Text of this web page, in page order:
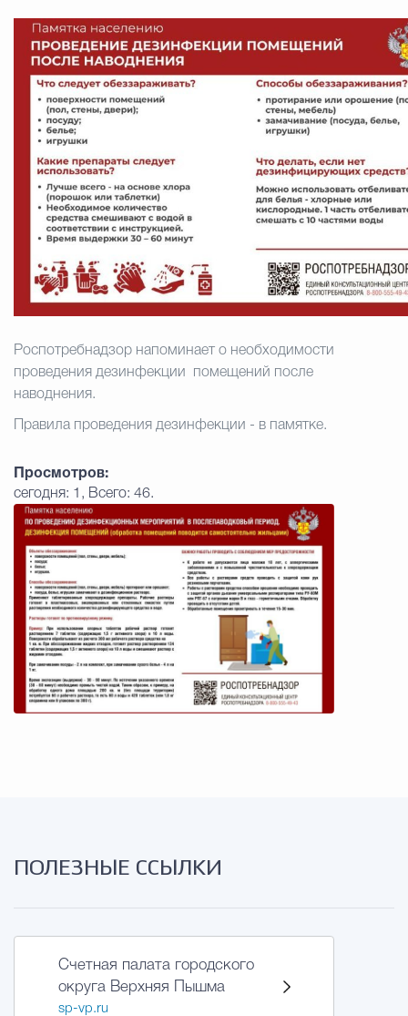
Противодействие
Городская среда Социальная
Счётная палата Городского
Гостям Городского
Общественная
Градостроительство и
Роспотребнадзор напоминает о необходимости
проведения дезинфекции помещений после
наводнения.
Правила проведения дезинфекции - в памятке.
Просмотров:
сегодня: 1, Всего: 46.
ПОЛЕЗНЫЕ ССЫЛКИ
Счетная палата городского
округа Верхняя Пышма
sp-vp.ru